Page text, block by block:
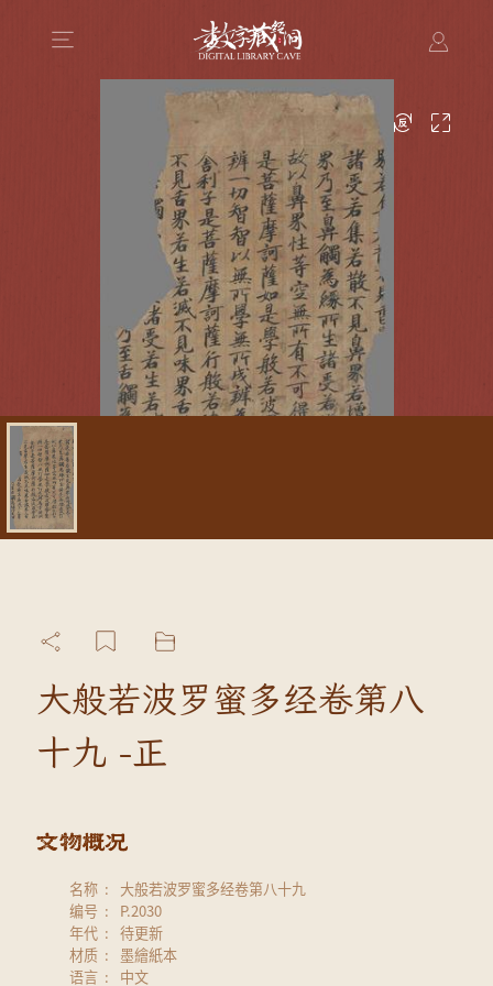
大般若波罗蜜多经卷第八
十九 -正
名称
大般若波罗蜜多经卷第八十九
编号
P.2030
年代
待更新
材质
墨繪紙本
语言
中文